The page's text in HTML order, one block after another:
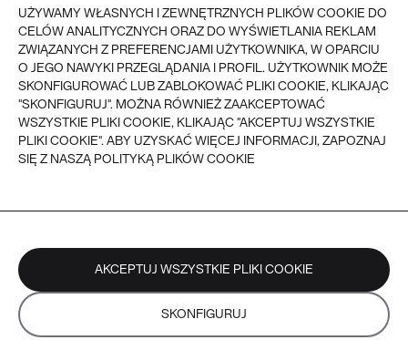
PŁATNOŚĆ
DOSTAWA
ZWROTY
REKLAMACJE
VEER - 2026 © VEER, WSZYSTKIE PRAWA ZASTRZEŻONE
UŻYWAMY WŁASNYCH I ZEWNĘTRZNYCH PLIKÓW COOKIE DO
CELÓW ANALITYCZNYCH ORAZ DO WYŚWIETLANIA REKLAM
ZWIĄZANYCH Z PREFERENCJAMI UŻYTKOWNIKA, W OPARCIU
O JEGO NAWYKI PRZEGLĄDANIA I PROFIL. UŻYTKOWNIK MOŻE
SKONFIGUROWAĆ LUB ZABLOKOWAĆ PLIKI COOKIE, KLIKAJĄC
"SKONFIGURUJ". MOŻNA RÓWNIEŻ ZAAKCEPTOWAĆ
WSZYSTKIE PLIKI COOKIE, KLIKAJĄC "AKCEPTUJ WSZYSTKIE
PLIKI COOKIE". ABY UZYSKAĆ WIĘCEJ INFORMACJI, ZAPOZNAJ
SIĘ Z NASZĄ POLITYKĄ PLIKÓW COOKIE
SKONFIGURUJ
AKCEPTUJ WSZYSTKIE PLIKI COOKIE